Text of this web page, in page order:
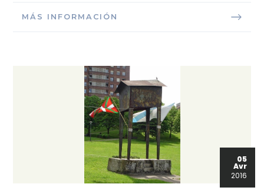
MÁS INFORMACIÓN
05
Avr
2016